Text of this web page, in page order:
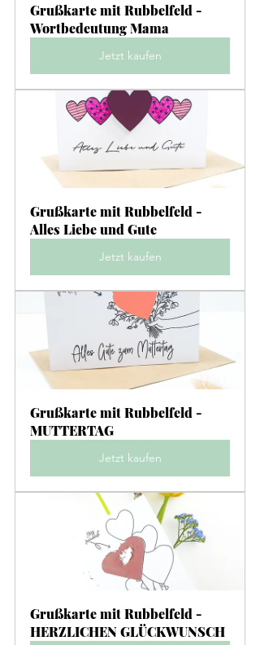
Grußkarte mit Rubbelfeld -
Wortbedeutung Mama
Jetzt kaufen
Grußkarte mit Rubbelfeld -
Alles Liebe und Gute
Jetzt kaufen
Grußkarte mit Rubbelfeld -
MUTTERTAG
Jetzt kaufen
Grußkarte mit Rubbelfeld -
HERZLICHEN GLÜCKWUNSCH